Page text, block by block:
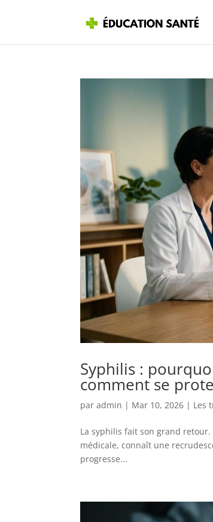
Syphilis :
comment se
paradmin | Mar 10, 2026 | Les
La syphilis fait son grand
médicale, connaît une
progresse...